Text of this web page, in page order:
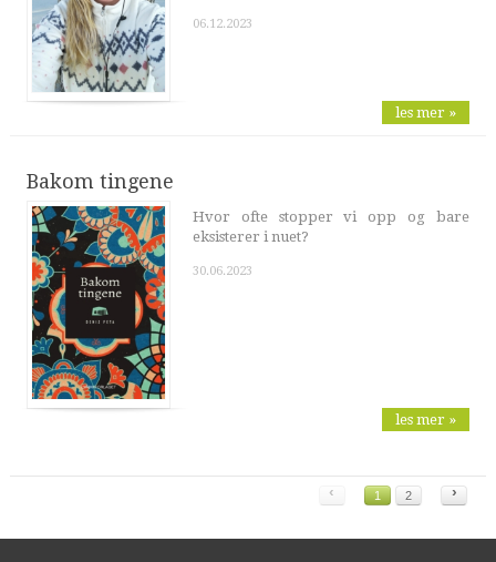
06.12.2023
les mer »
Bakom tingene
Hvor ofte stopper vi opp og bare
eksisterer i nuet?
30.06.2023
les mer »
‹ 1 2 ›